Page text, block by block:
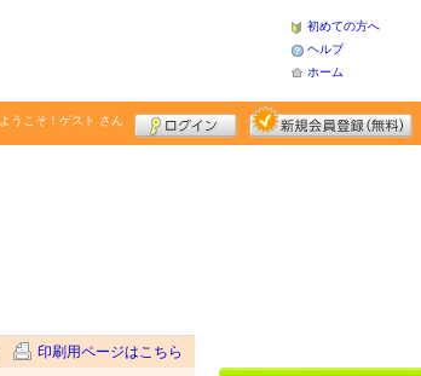
初めての方へ
ヘルプ
ホーム
ようこそ！ ゲスト さん
印刷用ページはこちら